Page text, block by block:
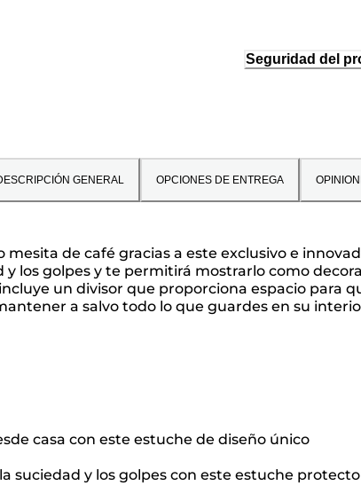
Seguridad del
GENERAL OPCIONES DE ENTREGA
mesita de café gracias a este exclusivo e
y los golpes y te permitirá mostrarlo como
un divisor que proporciona espacio para
a salvo todo lo que guardes en su
casa con este estuche de diseño único
suciedad y los golpes con este estuche